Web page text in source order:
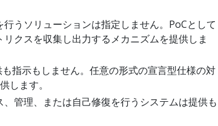
うソリューションは指定しません。PoCとして
クスを収集し出力するメカニズムを提供しま
指示もしません。任意の形式の宣言型仕様の対
します。
管理、または自己修復を行うシステムは提供も